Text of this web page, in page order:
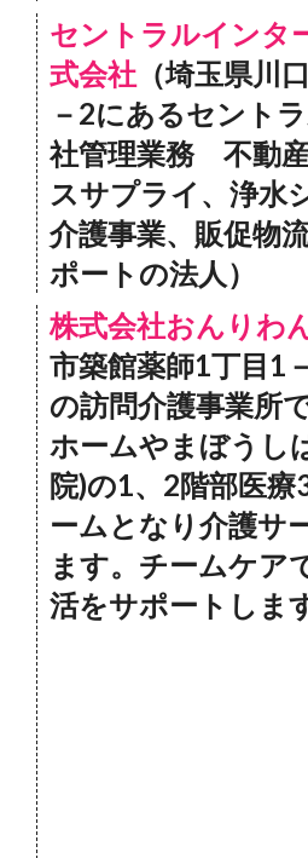
セントラルインタ
式会社 （埼玉県川
－2にあるセント
社管理業務 不動
スサプライ、浄水
介護事業、販促物
ポートの法人）
株式会社おんりわ
市築館薬師1丁目1
の訪問介護事業所
ホームやまぼうし
院)の1、2階部医療
ームとなり介護サ
ます。チームケア
活をサポートしま